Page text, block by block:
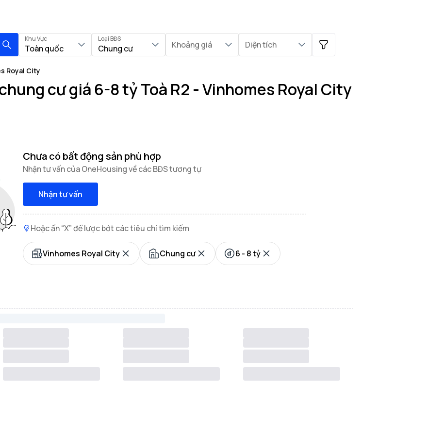
Khu Vực
Toàn quốc
Loại BĐS
Chung cư Khoảng giá Diện tích
Royal City
cư giá 6-8 tỷ Toà R2 - Vinhomes Royal City
Chưa có bất động sản phù hợp
Nhận tư vấn của OneHousing về các BĐS tương tự
Nhận tư vấn
Hoặc ấn “X” để lược bớt các tiêu chí tìm kiếm
Vinhomes Royal City Chung cư 6 - 8 tỷ